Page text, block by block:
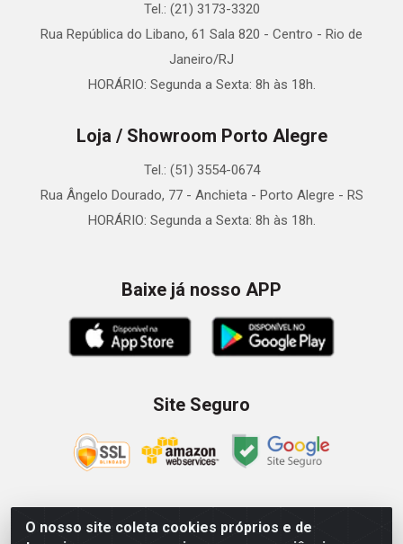
O nosso site coleta cookies próprios e de
Tel.: (21) 3173-3320
Rua República do Libano, 61 Sala 820 - Centro - Rio de
Janeiro/RJ
HORÁRIO: Segunda a Sexta: 8h às 18h.
Loja / Showroom Porto Alegre
Tel.: (51) 3554-0674
Rua Ângelo Dourado, 77 - Anchieta - Porto Alegre - RS
HORÁRIO: Segunda a Sexta: 8h às 18h.
Baixe já nosso APP
Site Seguro
Zein Importação e Comércio LTDA - Av. Senador Queiróz, 274